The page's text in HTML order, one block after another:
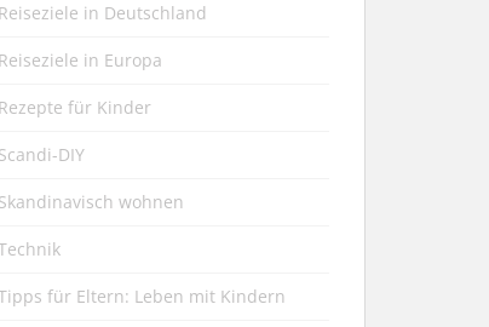
Reiseziele in Deutschland
Reiseziele in Europa
Rezepte für Kinder
Scandi-DIY
Skandinavisch wohnen
für Eltern: Leben mit Kindern